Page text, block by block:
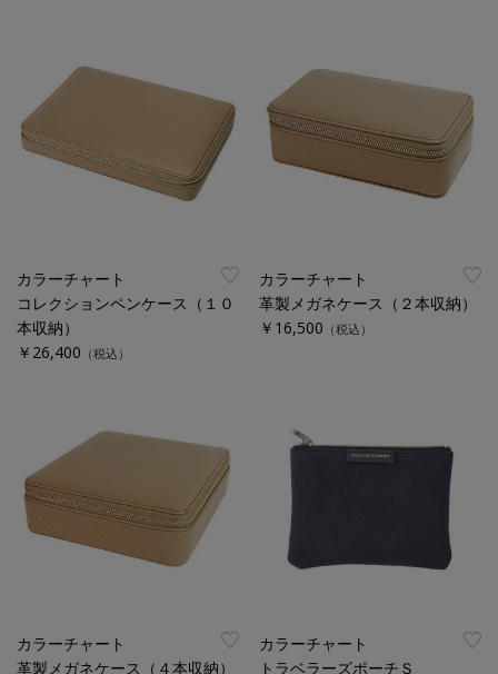
カラーチャート
コレクションペンケース（１０
本収納）
￥26,400 （税込）
カラーチャート
革製メガネケース（２本収納）
￥16,500 （税込）
カラーチャート
革製メガネケース（４本収納）
カラーチャート
トラベラーズポーチＳ